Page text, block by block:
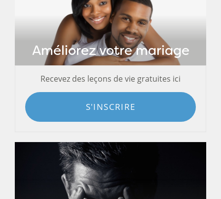
Améliorez votre mariage
Recevez des leçons de vie gratuites ici
S'INSCRIRE